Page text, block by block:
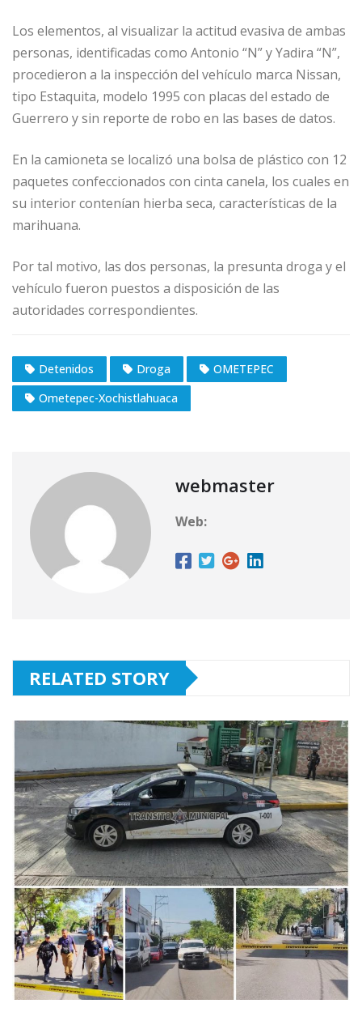
Los elementos, al visualizar la actitud evasiva de ambas
personas, identificadas como Antonio “N” y Yadira “N”,
procedieron a la inspección del vehículo marca Nissan,
tipo Estaquita, modelo 1995 con placas del estado de
Guerrero y sin reporte de robo en las bases de datos.
En la camioneta se localizó una bolsa de plástico con 12
paquetes confeccionados con cinta canela, los cuales en
su interior contenían hierba seca, características de la
marihuana.
Por tal motivo, las dos personas, la presunta droga y el
vehículo fueron puestos a disposición de las
autoridades correspondientes.
Detenidos Droga
OMETEPEC
Ometepec-Xochistlahuaca
webmaster
Web:
RELATED STORY